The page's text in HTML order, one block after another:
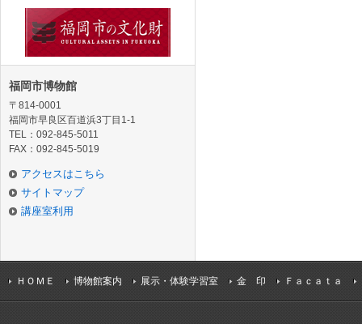
福岡市博物館
〒814-0001
福岡市早良区百道浜3丁目1-1
TEL：092-845-5011
FAX：092-845-5019
アクセスはこちら
サイトマップ
講座室利用
ＨＯＭＥ 博物館案内 展示・体験学習室 金 印 Ｆａｃａｔａ